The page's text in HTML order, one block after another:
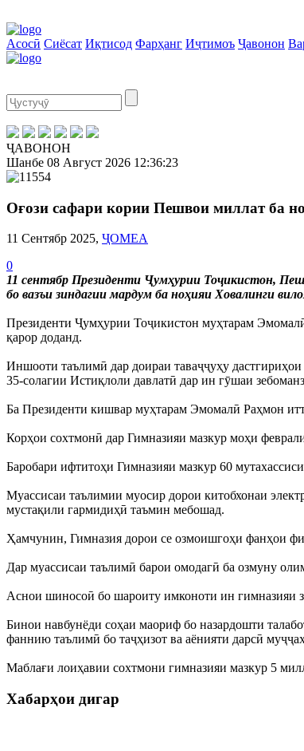
Асосӣ Сиёсат Иқтисод Фарҳанг Иҷтимоъ Ҷавонон
ҶАВОНОН
Шанбе 08 Август 2026 12:36:24
Оғози сафари кории Пешвои миллат ба
11 Сентябр 2025, ҶОМЕА
0
11 сентябр Президенти Ҷумҳурии Тоҷикистон,
бо вазъи зиндагии мардум ба ноҳияи Ховалинги
Президенти Ҷумҳурии Тоҷикистон муҳтарам
қарор доданд.
Иншооти таълимӣ дар доираи таваҷҷуҳу
35-солагии Истиқлоли давлатӣ дар ин гӯшаи
Ба Президенти кишвар муҳтарам Эмомалӣ Раҳмон
Корҳои сохтмонӣ дар Гимназияи мазкур моҳи
Баробари ифтитоҳи Гимназияи мазкур 60
Муассисаи таълимии муосир дорои китобхонаи
мустақили гармидиҳӣ таъмин мебошад.
Ҳамчунин, Гимназия дорои се озмоишгоҳи фанҳои
Дар муассисаи таълимӣ барои омодагӣ ба озмуну
Аснои шиносоӣ бо шароиту имконоти ин гимназияи
Бинои навбунёди соҳаи маориф бо назардошти
фаннию таълимӣ бо таҷҳизот ва аёнияти дарсӣ
Маблағи лоиҳавии сохтмони гимназияи мазкур 5
Хабарҳои дигар